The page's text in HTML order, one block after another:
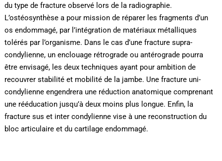
du type de fracture observé lors de la radiographie.
L’ostéosynthèse a pour mission de réparer les fragments d’un
os endommagé, par l’intégration de matériaux métalliques
tolérés par l’organisme. Dans le cas d’une fracture supra-
condylienne, un enclouage rétrograde ou antérograde pourra
être envisagé, les deux techniques ayant pour ambition de
recouvrer stabilité et mobilité de la jambe. Une fracture uni-
condylienne engendrera une réduction anatomique comprenant
une rééducation jusqu’à deux moins plus longue. Enfin, la
fracture sus et inter condylienne vise à une reconstruction du
bloc articulaire et du cartilage endommagé.